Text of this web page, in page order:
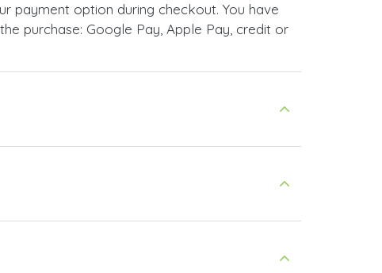
payment option during checkout. You have
purchase: Google Pay, Apple Pay, credit or